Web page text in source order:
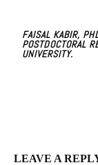
FAISAL KABIR,
POSTDOCTORAL
UNIVERSITY.
LEAVE A